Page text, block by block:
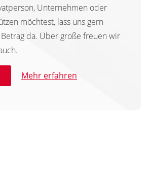
Unternehmen oder
möchtest, lass uns gern
da. Über große freuen wir
Mehr erfahren